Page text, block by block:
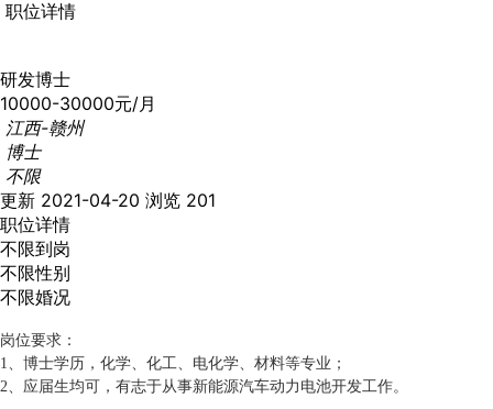
职位详情
研发博士
10000-30000元/月
江西-赣州
博士
不限
更新 2021-04-20 浏览 201
职位详情
不限到岗
不限性别
不限婚况
岗位要求：
1、博士学历，化学、化工、电化学、材料等专业；
2、应届生均可，有志于从事新能源汽车动力电池开发工作。